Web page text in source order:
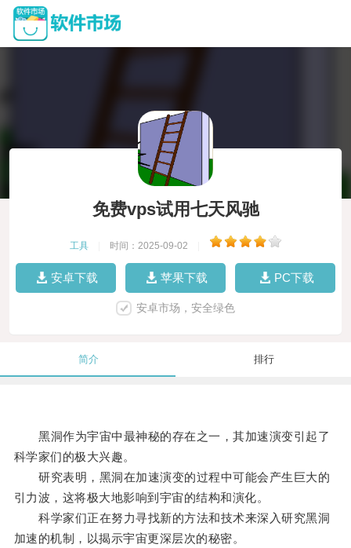
免费vps试用七天风驰
工具 时间：2025-09-02
安卓下载 苹果下载 PC下载
安卓市场，安全绿色
简介 排行
黑洞作为宇宙中最神秘的存在之一，其加速演变引起了
科学家们的极大兴趣。
研究表明，黑洞在加速演变的过程中可能会产生巨大的
引力波，这将极大地影响到宇宙的结构和演化。
科学家们正在努力寻找新的方法和技术来深入研究黑洞
加速的机制，以揭示宇宙更深层次的秘密。